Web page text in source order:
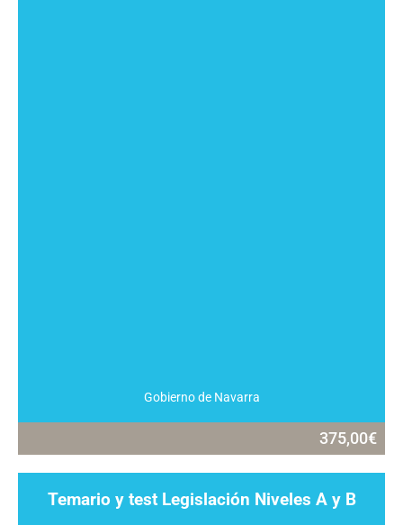
Gobierno de Navarra
375,00€
Temario y test Legislación Niveles A y B